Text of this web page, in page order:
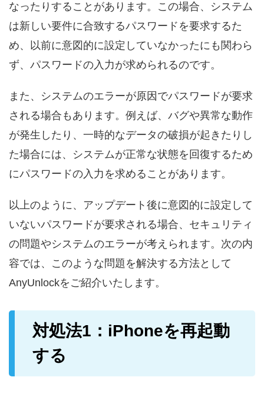
なったりすることがあります。この場合、システム
は新しい要件に合致するパスワードを要求するた
め、以前に意図的に設定していなかったにも関わら
ず、パスワードの入力が求められるのです。
また、システムのエラーが原因でパスワードが要求
される場合もあります。例えば、バグや異常な動作
が発生したり、一時的なデータの破損が起きたりし
た場合には、システムが正常な状態を回復するため
にパスワードの入力を求めることがあります。
以上のように、アップデート後に意図的に設定して
いないパスワードが要求される場合、セキュリティ
の問題やシステムのエラーが考えられます。次の内
容では、このような問題を解決する方法として
AnyUnlockをご紹介いたします。
対処法1：iPhoneを再起動
する